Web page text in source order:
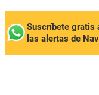
Suscríbete gratis
las alertas de